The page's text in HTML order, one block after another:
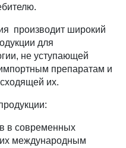
производит широкий
для
не уступающей
препаратам и
их.
в современных
международным